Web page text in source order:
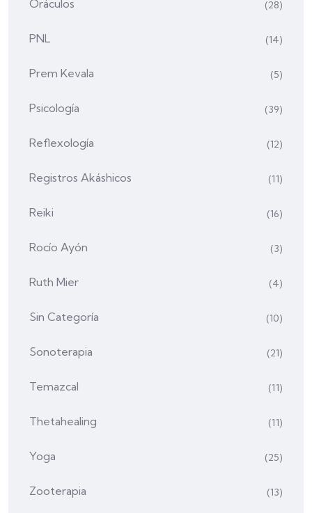
Oráculos (28)
PNL (14)
Prem Kevala (5)
Psicología (39)
Reflexología (12)
Registros Akáshicos (11)
Reiki (16)
Rocío Ayón (3)
Ruth Mier (4)
Sin Categoría (10)
Sonoterapia (21)
Temazcal (11)
Thetahealing (11)
Yoga (25)
Zooterapia (13)